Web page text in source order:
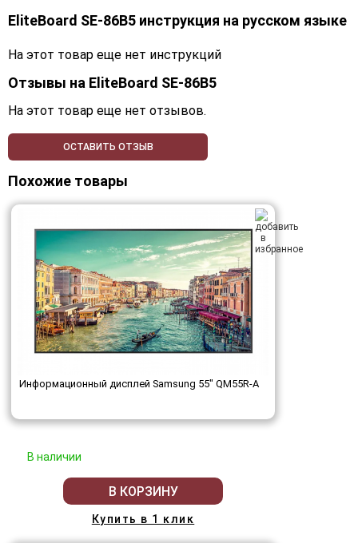
EliteBoard SE-86B5 инструкция на русском языке
На этот товар еще нет инструкций
Отзывы на EliteBoard SE-86B5
На этот товар еще нет отзывов.
ОСТАВИТЬ ОТЗЫВ
Похожие товары
Информационный дисплей Samsung 55" QM55R-A
В наличии
В КОРЗИНУ
Купить в 1 клик